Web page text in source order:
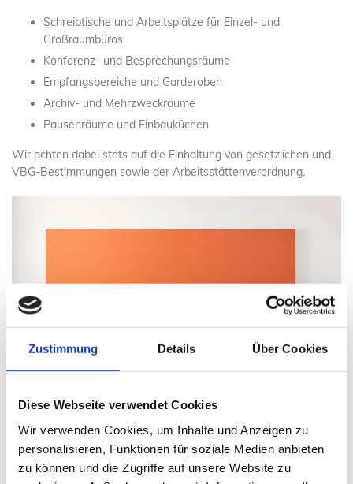
Zustimmung Details Über Cookies
Diese Webseite verwendet Cookies
Wir verwenden Cookies, um Inhalte und Anzeigen zu
personalisieren, Funktionen für soziale Medien anbieten
zu können und die Zugriffe auf unsere Website zu
Schreibtische und Arbeitsplätze für Einzel- und
Großraumbüros
Konferenz- und Besprechungsräume
Empfangsbereiche und Garderoben
Archiv- und Mehrzweckräume
Pausenräume und Einbauküchen
Wir achten dabei stets auf die Einhaltung von gesetzlichen und
VBG-Bestimmungen sowie der Arbeitsstättenverordnung.